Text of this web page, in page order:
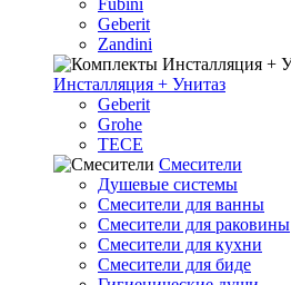
Fubini
Geberit
Zandini
Инсталляция + Унитаз
Geberit
Grohe
TECE
Смесители
Душевые системы
Смесители для ванны
Смесители для раковины
Смесители для кухни
Смесители для биде